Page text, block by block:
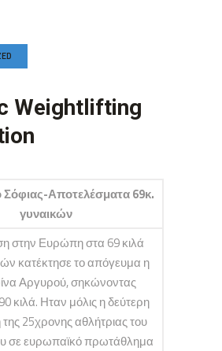
Weightlifting
Αποτελέσματα 69κ.
γυναικών
στην Ευρώπη στα 69 κιλά
κατέκτησε το απόγευμα η
Αργυρού, σηκώνοντας
κιλά. Ηταν μόλις η δεύτερη
25χρονης αθλήτριας του
σε ευρωπαϊκό πρωτάθλημα